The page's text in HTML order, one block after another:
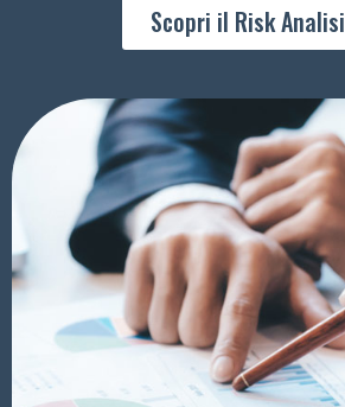
Scopri il Risk Analisi